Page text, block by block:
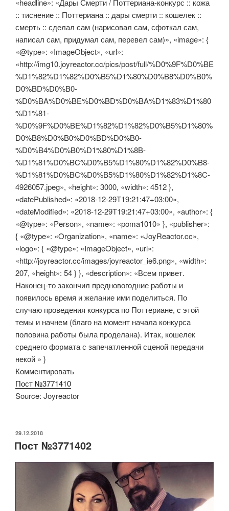
«headline»: «Дары Смерти / Поттериана-конкурс :: кожа
:: тиснение :: Поттериана :: дары смерти :: кошелек ::
смерть :: сделал сам (нарисовал сам, сфоткал сам,
написал сам, придумал сам, перевел сам)», «image»: {
«@type»: «ImageObject», «url»:
«http://img10.joyreactor.cc/pics/post/full/%D0%9F%D0%BE
%D1%82%D1%82%D0%B5%D1%80%D0%B8%D0%B0%
D0%BD%D0%B0-
%D0%BA%D0%BE%D0%BD%D0%BA%D1%83%D1%80
%D1%81-
%D0%9F%D0%BE%D1%82%D1%82%D0%B5%D1%80%
D0%B8%D0%B0%D0%BD%D0%B0-
%D0%B4%D0%B0%D1%80%D1%8B-
%D1%81%D0%BC%D0%B5%D1%80%D1%82%D0%B8-
%D1%81%D0%BC%D0%B5%D1%80%D1%82%D1%8C-
4926057.jpeg», «height»: 3000, «width»: 4512 },
«datePublished»: «2018-12-29T19:21:47+03:00»,
«dateModified»: «2018-12-29T19:21:47+03:00», «author»: {
«@type»: «Person», «name»: «poma1010» }, «publisher»:
{ «@type»: «Organization», «name»: «JoyReactor.cc»,
«logo»: { «@type»: «ImageObject», «url»:
«http://joyreactor.cc/images/joyreactor_ie6.png», «width»:
207, «height»: 54 } }, «description»: «Всем привет.
Наконец-то закончил предновогодние работы и
появилось время и желание ими поделиться. По
случаю проведения конкурса по Поттериане, с этой
темы и начнем (благо на момент начала конкурса
половина работы была проделана). Итак, кошелек
среднего формата с запечатленной сценой передачи
некой » }
Комментировать
Пост №3771410
Source: Joyreactor
ОПУБЛИКОВАНО
29.12.2018
Пост №3771402